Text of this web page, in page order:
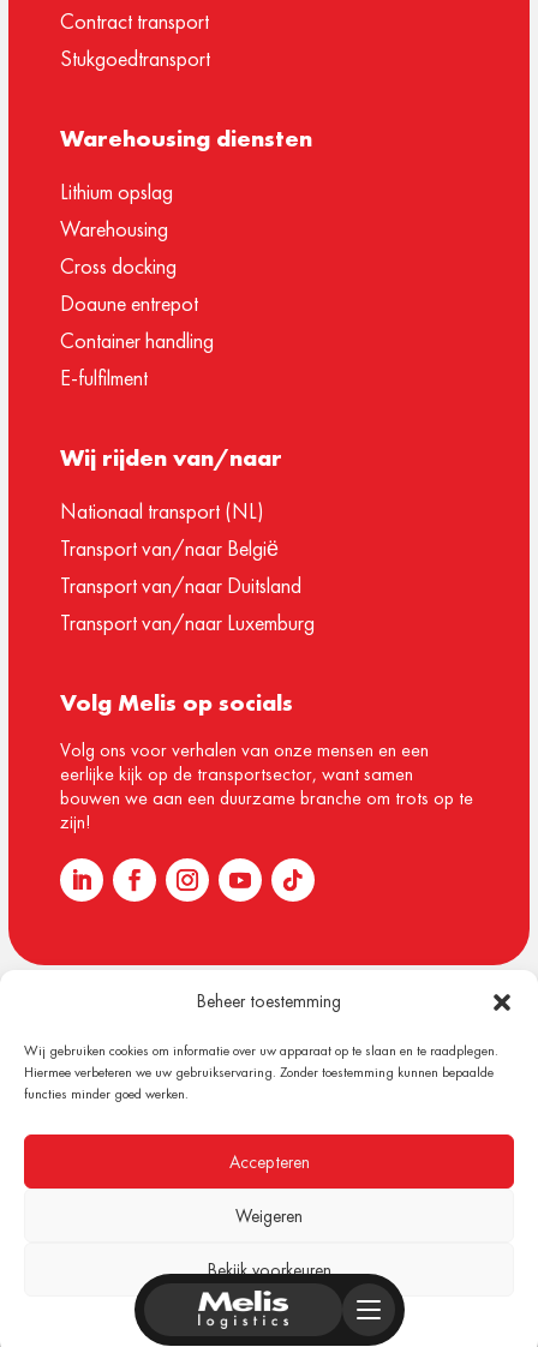
Beheer toestemming
Wij gebruiken cookies om informatie over uw apparaat op te slaan en te raadplegen.
Hiermee verbeteren we uw gebruikservaring. Zonder toestemming kunnen bepaalde
functies minder goed werken.
Accepteren
Weigeren
Bekijk voorkeuren
CookiebeleidPrivacyverklaring Impressum
Contract transport
Stukgoedtransport
Warehousing diensten
Lithium opslag
Warehousing
Cross docking
Doaune entrepot
Container handling
E-fulfilment
Wij rijden van/naar
Nationaal transport (NL)
Transport van/naar België
Transport van/naar Duitsland
Transport van/naar Luxemburg
Volg Melis op socials
Volg ons voor verhalen van onze mensen en een
eerlijke kijk op de transportsector, want samen
bouwen we aan een duurzame branche om trots op te
zijn!
Algemene voorwaarden
Content & Design by Plan B Digital